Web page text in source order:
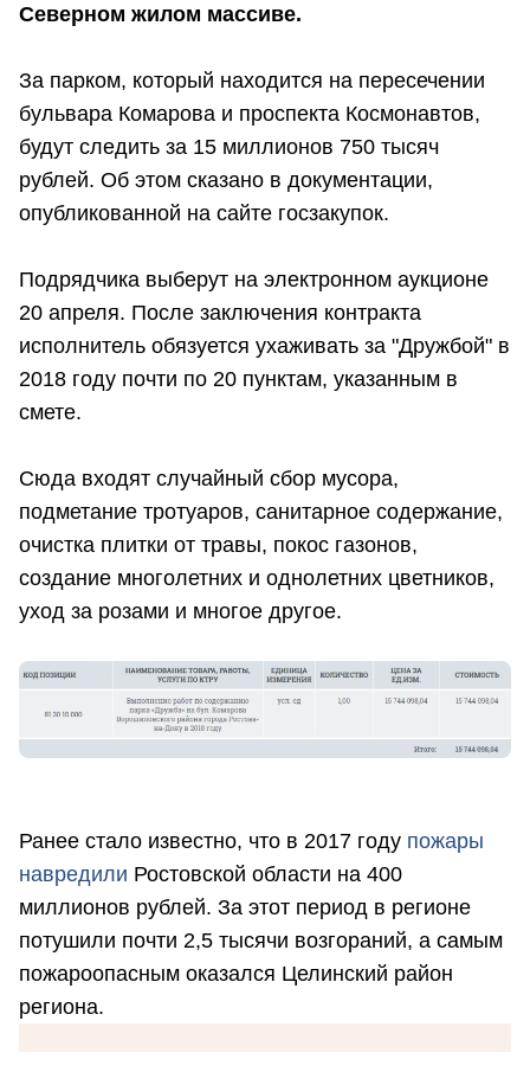
Северном жилом массиве.
За парком, который находится на пересечении
бульвара Комарова и проспекта Космонавтов,
будут следить за 15 миллионов 750 тысяч
рублей. Об этом сказано в документации,
опубликованной на сайте госзакупок.
Подрядчика выберут на электронном аукционе
20 апреля. После заключения контракта
исполнитель обязуется ухаживать за "Дружбой" в
2018 году почти по 20 пунктам, указанным в
смете.
Сюда входят случайный сбор мусора,
подметание тротуаров, санитарное содержание,
очистка плитки от травы, покос газонов,
создание многолетних и однолетних цветников,
уход за розами и многое другое.
Ранее стало известно, что в 2017 году пожары
навредили Ростовской области на 400
миллионов рублей. За этот период в регионе
потушили почти 2,5 тысячи возгораний, а самым
пожароопасным оказался Целинский район
региона.